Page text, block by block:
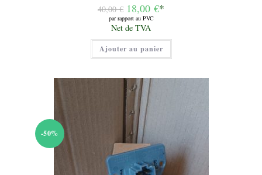
40,00€ Le
prix
initial
était :
40,00 €.
18,00 €*
par rapport au PVC
Le
prix
actuel
est :
18,00 €.
Net de TVA
Ajouter au panier
-50%